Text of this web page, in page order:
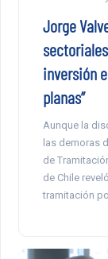
Jorge
inversión
planas”
Aunque la
las demoras
de
de Chile
tramitación